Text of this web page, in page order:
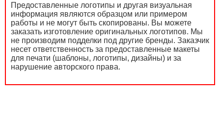
Предоставленные логотипы и другая визуальная
информация являются образцом или примером
работы и не могут быть скопированы. Вы можете
заказать изготовление оригинальных логотипов. Мы
не производим подделки под другие бренды. Заказчик
несет ответственность за предоставленные макеты
для печати (шаблоны, логотипы, дизайны) и за
нарушение авторского права.